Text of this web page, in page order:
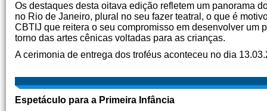
Os destaques desta oitava edição refletem um panorama
no Rio de Janeiro, plural no seu fazer teatral, o que é
CBTIJ que reitera o seu compromisso em desenvolver um
torno das artes cênicas voltadas para as crianças.
A cerimonia de entrega dos troféus aconteceu no dia
Espetáculo para a Primeira Infância